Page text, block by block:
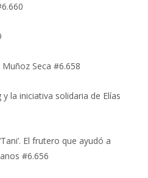
Seca #6.658
la iniciativa solidaria de Elías
El frutero que ayudó a
#6.656